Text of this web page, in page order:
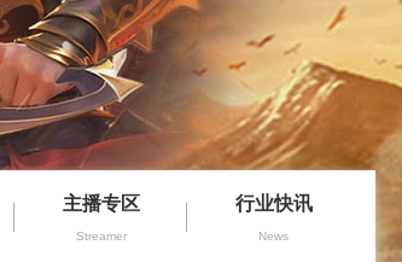
主播专区
Streamer
行业快讯
News